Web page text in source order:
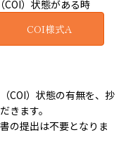
（COI）状態がある時
COI様式A
COI）状態の有無を、抄
きます。
の提出は不要となりま